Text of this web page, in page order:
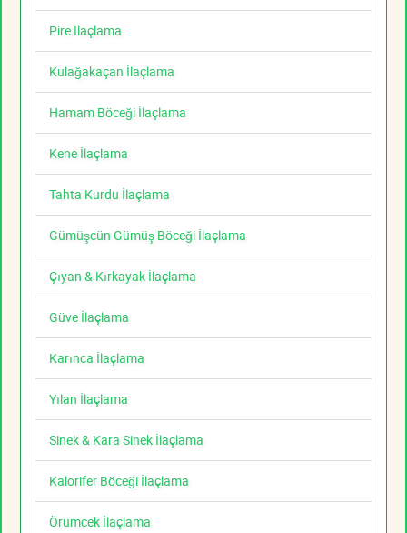
Pire İlaçlama
Kulağakaçan İlaçlama
Hamam Böceği İlaçlama
Kene İlaçlama
Tahta Kurdu İlaçlama
Gümüşcün Gümüş Böceği İlaçlama
Çıyan & Kırkayak İlaçlama
Güve İlaçlama
Karınca İlaçlama
Yılan İlaçlama
Sinek & Kara Sinek İlaçlama
Kalorifer Böceği İlaçlama
Örümcek İlaçlama